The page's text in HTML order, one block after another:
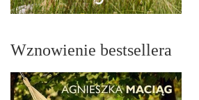
Wznowienie bestsellera